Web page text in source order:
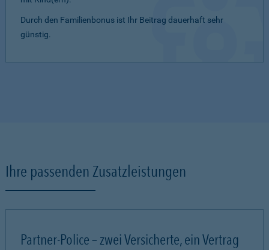
Durch den Familienbonus ist Ihr Beitrag dauerhaft sehr
günstig.
Ihre passenden Zusatzleistungen
Partner-Police – zwei Versicherte, ein Vertrag